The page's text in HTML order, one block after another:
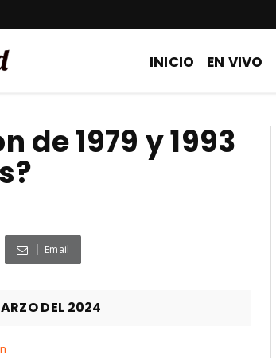
INICIO EN VIVO
1979 y 1993
Email
DEL 2024